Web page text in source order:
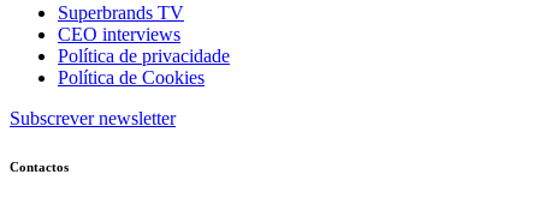
Superbrands TV
CEO interviews
Política de privacidade
Política de Cookies
Subscrever newsletter
Contactos